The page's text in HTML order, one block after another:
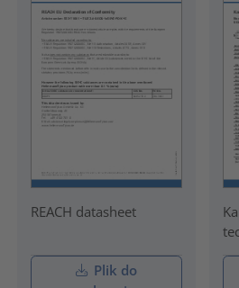
REACH datasheet
Plik do